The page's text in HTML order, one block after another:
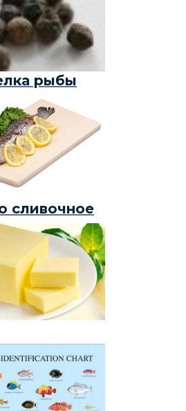
рыбы
сливочное